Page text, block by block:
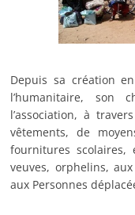
Depuis sa création en
l’humanitaire, son
l’association, à
vêtements, de
fournitures
veuves, orphelins,
aux Personnes